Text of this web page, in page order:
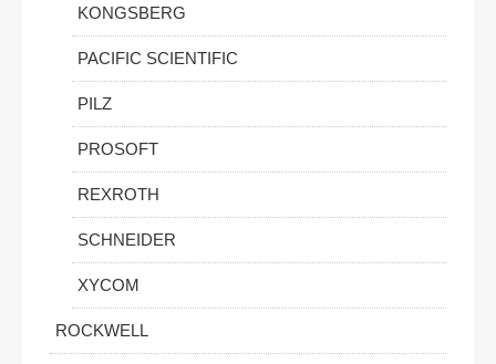
KONGSBERG
PACIFIC SCIENTIFIC
PILZ
PROSOFT
REXROTH
SCHNEIDER
XYCOM
ROCKWELL